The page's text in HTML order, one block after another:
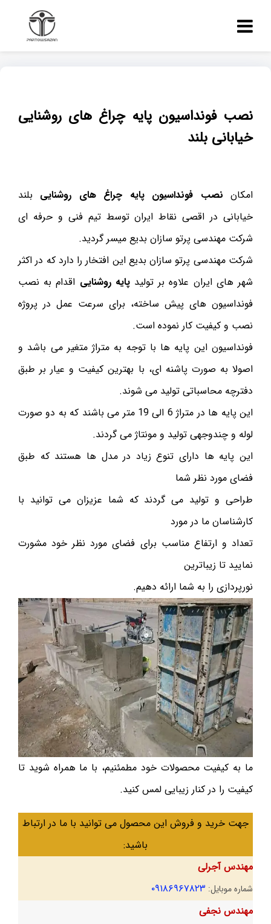
نصب فونداسیون پایه چراغ های روشنایی
خیابانی بلند
امکان نصب فونداسیون پایه چراغ های روشنایی بلند
خیابانی در اقصی نقاط ایران توسط تیم فنی و حرفه ای
شرکت مهندسی پرتو سازان بدیع میسر گردید.
شرکت مهندسی پرتو سازان بدیع این افتخار را دارد که در اکثر
شهر های ایران علاوه بر تولیدپایه روشنایی اقدام به نصب
فونداسیون های پیش ساخته، برای سرعت عمل در پروژه
نصب و کیفیت کار نموده است.
فونداسیون این پایه ها با توجه به متراژ متغیر می باشد و
اصولا به صورت پاشنه ای، با بهترین کیفیت و عیار بر طبق
دفترچه محاسباتی تولید می شوند.
این پایه ها در متراژ 6 الی 19 متر می باشند که به دو صورت
لوله و چندوجهی تولید و مونتاژ می گردند.
این پایه ها دارای تنوع زیاد در مدل ها هستند که طبق
فضای مورد نظر شما
طراحی و تولید می گردند که شما عزیزان می توانید با
کارشناسان ما در مورد
تعداد و ارتفاع مناسب برای فضای مورد نظر خود مشورت
نمایید تا زیباترین
نورپردازی را به شما ارائه دهیم.
ما به کیفیت محصولات خود مطمئنیم، با ما همراه شوید تا
کیفیت را در کنار زیبایی لمس کنید.
جهت خرید و فروش این محصول می توانید با ما در ارتباط
باشید:
مهندس آجرلی
شماره موبایل: ۰۹۱۸۶۹۶۷۸۲۳
مهندس نجفی